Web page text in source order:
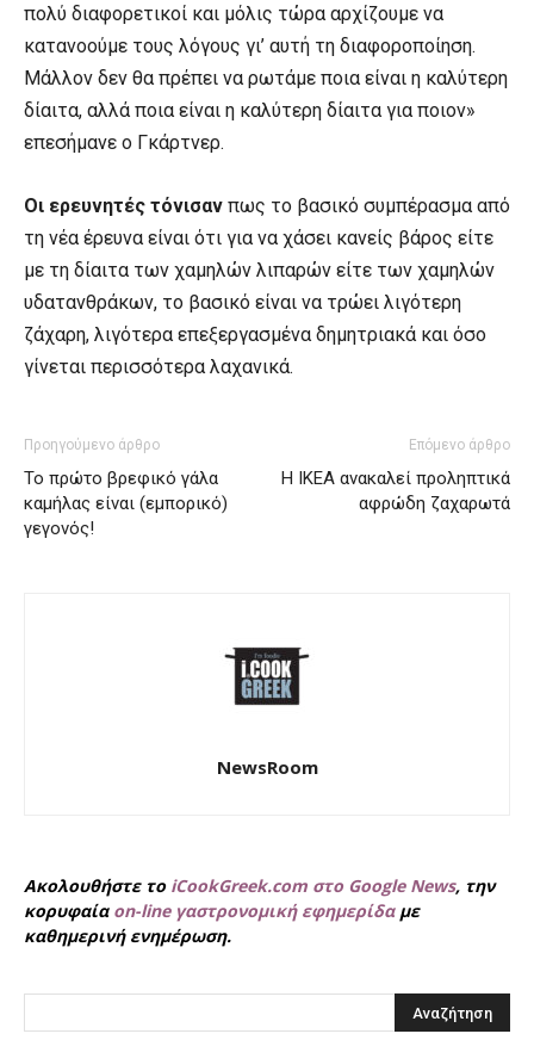
πολύ διαφορετικοί και μόλις τώρα αρχίζουμε να
κατανοούμε τους λόγους γι’ αυτή τη διαφοροποίηση.
Μάλλον δεν θα πρέπει να ρωτάμε ποια είναι η καλύτερη
δίαιτα, αλλά ποια είναι η καλύτερη δίαιτα για ποιον»
επεσήμανε ο Γκάρτνερ.
Οι ερευνητές τόνισαν πως το βασικό συμπέρασμα από
τη νέα έρευνα είναι ότι για να χάσει κανείς βάρος είτε
με τη δίαιτα των χαμηλών λιπαρών είτε των χαμηλών
υδατανθράκων, το βασικό είναι να τρώει λιγότερη
ζάχαρη, λιγότερα επεξεργασμένα δημητριακά και όσο
γίνεται περισσότερα λαχανικά.
Προηγούμενο άρθρο
Το πρώτο βρεφικό γάλα
καμήλας είναι (εμπορικό)
γεγονός!
Επόμενο άρθρο
Η ΙΚΕΑ ανακαλεί προληπτικά
αφρώδη ζαχαρωτά
NewsRoom
Ακολουθήστε το iCookGreek.com στο Google News, την
κορυφαία on-line γαστρονομική εφημερίδαμε
καθημερινή ενημέρωση.